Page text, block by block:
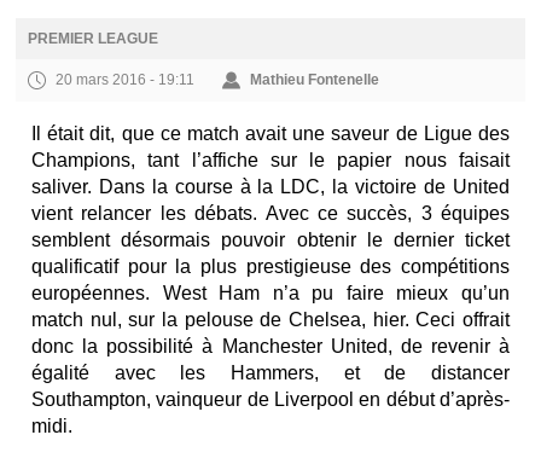
PREMIER LEAGUE
20 mars 2016 - 19:11 Mathieu Fontenelle
Il était dit, que ce match avait une saveur de Ligue des
Champions, tant l’affiche sur le papier nous faisait
saliver. Dans la course à la LDC, la victoire de United
vient relancer les débats. Avec ce succès, 3 équipes
semblent désormais pouvoir obtenir le dernier ticket
qualificatif pour la plus prestigieuse des compétitions
européennes. West Ham n’a pu faire mieux qu’un
match nul, sur la pelouse de Chelsea, hier. Ceci offrait
donc la possibilité à Manchester United, de revenir à
égalité avec les Hammers, et de distancer
Southampton, vainqueur de Liverpool en début d’après-
midi.